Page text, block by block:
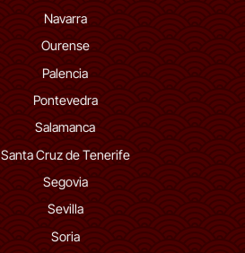
Navarra
Ourense
Palencia
Pontevedra
Salamanca
Santa Cruz de Tenerife
Segovia
Sevilla
Soria